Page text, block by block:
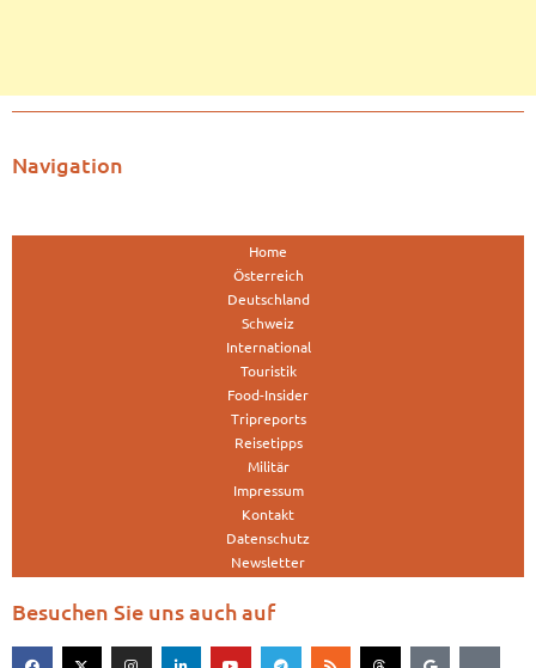
Navigation
Home
Österreich
Deutschland
Schweiz
International
Touristik
Food-Insider
Tripreports
Reisetipps
Militär
Impressum
Kontakt
Datenschutz
Newsletter
Besuchen Sie uns auch auf